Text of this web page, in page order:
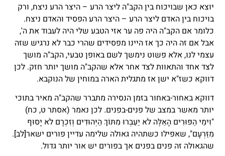
יוצא כאן שבויכוח בין הקב"ה ליצר הרע – היצר הרע ניצח, ורק
בויכוח בין האדם ליצר הרע – היצר הרע הפסיד והאדם ניצח.
כלומר אם הקב"ה היה פה ער אזי הטבע שלי היה לעבוד את ה',
אבל אם זה היה כך אז היינו מפסידים שהרי כבר לא נרגיש שזה
עצמי לנו, אלא פשוט נימשך לשם באופן טבעי, הקב"ה מושך
לצד אחד והתאוות לצד אחר אלא שהקב"ה מושך יותר חזק. לכן
דווקא כשז"א ישן אז מתגלית הארה במוחין של הנוקבא.
דווקא באחור-באחור בזמן הנסירה מתברר שהקב"ה מאיר בתוכי
יותר מאשר במצב של פנים-בפנים. לכן נאמר (אסתר ט, כח)
"וִימֵי הַפּוּרִים הָאֵלֶּה לֹא יַעַבְרוּ מִתּוֹךְ הַיְּהוּדִים וְזִכְרָם לֹא יָסוּף
מִזַּרְעָם", שאפילו כשתהיה גאולה שלימה עדיין פורים ישאר[לב].
שהגאולה זה פנים בפנים אך בפורים יש אור יותר גדול.